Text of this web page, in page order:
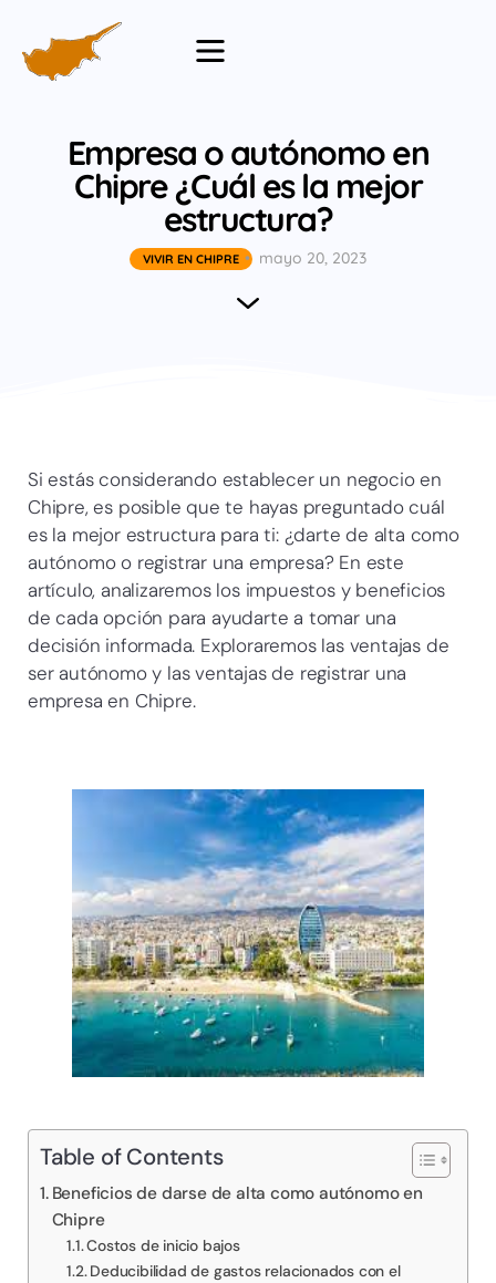
Empresa o autónomo en
Chipre ¿Cuál es la mejor
estructura?
VIVIR EN CHIPRE mayo 20, 2023
Si estás considerando establecer un negocio en
Chipre, es posible que te hayas preguntado cuál
es la mejor estructura para ti: ¿darte de alta como
autónomo o registrar una empresa? En este
artículo, analizaremos los impuestos y beneficios
de cada opción para ayudarte a tomar una
decisión informada. Exploraremos las ventajas de
ser autónomo y las ventajas de registrar una
empresa en Chipre.
Table of Contents
Beneficios de darse de alta como autónomo en
Chipre
Costos de inicio bajos
Deducibilidad de gastos relacionados con el